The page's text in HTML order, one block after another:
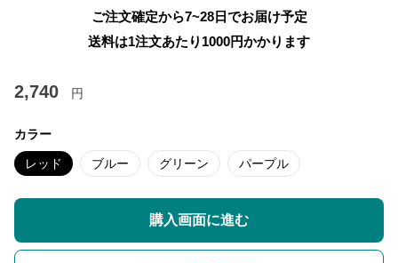
ご注文確定から7~28日でお届け予定
送料は1注文あたり 1000円かかります
2,740 円
カラー
レッド ブルー グリーン パープル
購入画面に進む